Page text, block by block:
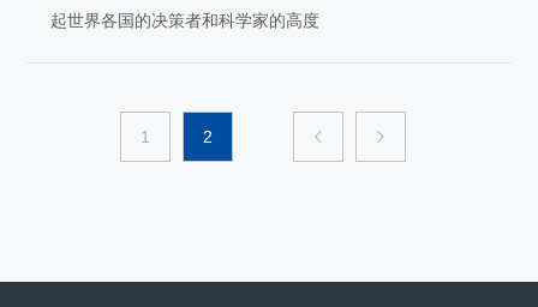
起世界各国的决策者和科学家的高度
1 2